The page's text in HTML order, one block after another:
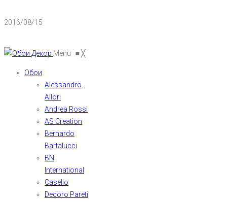
2016/08/15
Menu ≡╳
Обои
Alessandro
Allori
Andrea Rossi
AS Creation
Bernardo
Bartalucci
BN
International
Caselio
Decoro Pareti